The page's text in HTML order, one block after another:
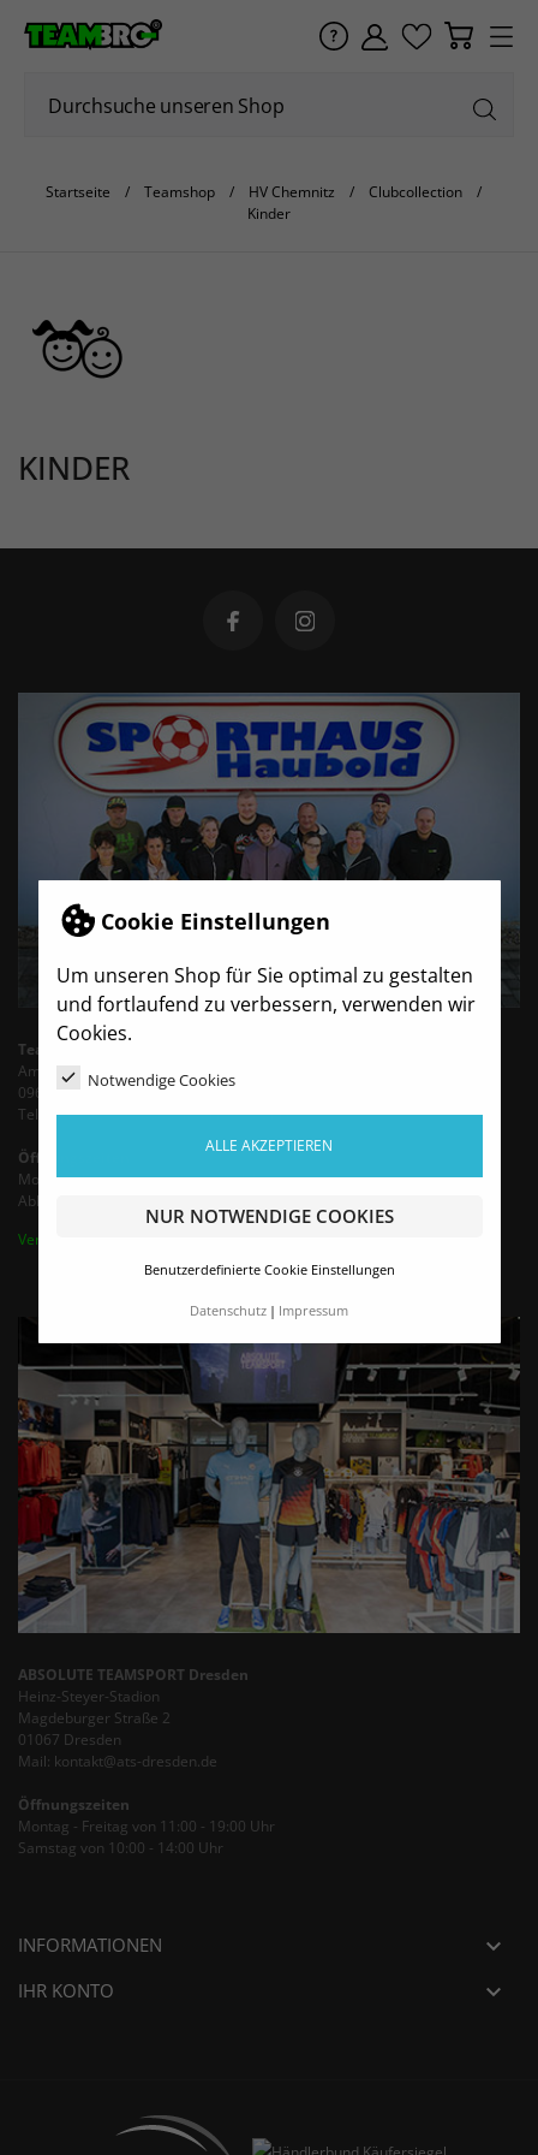
Cookie Einstellungen
Um unseren Shop für Sie optimal zu gestalten
und fortlaufend zu verbessern, verwenden wir
Cookies.
Notwendige Cookies
ALLE AKZEPTIEREN
NUR NOTWENDIGE COOKIES
Benutzerdefinierte Cookie Einstellungen
Datenschutz Impressum
Startseite Teamshop HV Chemnitz
Clubcollection
Kinder
KINDER
TeamBro - Sporthaus Haubold
Am Wasserturm 6
09603 Siebenlehn
Tel.: +49 35242 - 66683 (Mo-Fr 9-13 Uhr)
Öffnungszeiten
Montag - Freitag von 9:00 - 16:00 Uhr
Abholung / Termine nach Vereinbarung bis 18 Uhr
Vertrag widerrufen
ABSOLUTE TEAMSPORT Dresden
Heinz-Steyer-Stadion
Magdeburger Straße 2
01067 Dresden
Mail: kontakt@ats-dresden.de
Öffnungszeiten
Montag - Freitag von 11:00 - 19:00 Uhr
Samstag von 10:00 - 14:00 Uhr
INFORMATIONEN 
IHR KONTO 